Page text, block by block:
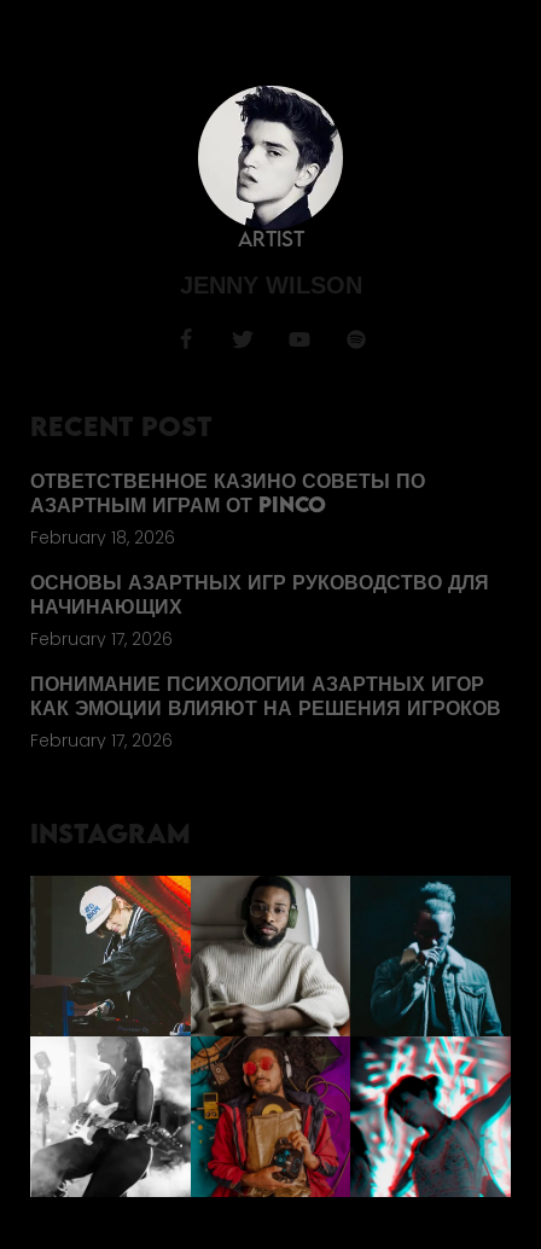
Artist
JENNY WILSON
RECENT POST
ОТВЕТСТВЕННОЕ КАЗИНО СОВЕТЫ ПО
АЗАРТНЫМ ИГРАМ ОТ PINCO
February 18, 2026
ОСНОВЫ АЗАРТНЫХ ИГР РУКОВОДСТВО ДЛЯ
НАЧИНАЮЩИХ
February 17, 2026
ПОНИМАНИЕ ПСИХОЛОГИИ АЗАРТНЫХ ИГОР
КАК ЭМОЦИИ ВЛИЯЮТ НА РЕШЕНИЯ ИГРОКОВ
February 17, 2026
INSTAGRAM